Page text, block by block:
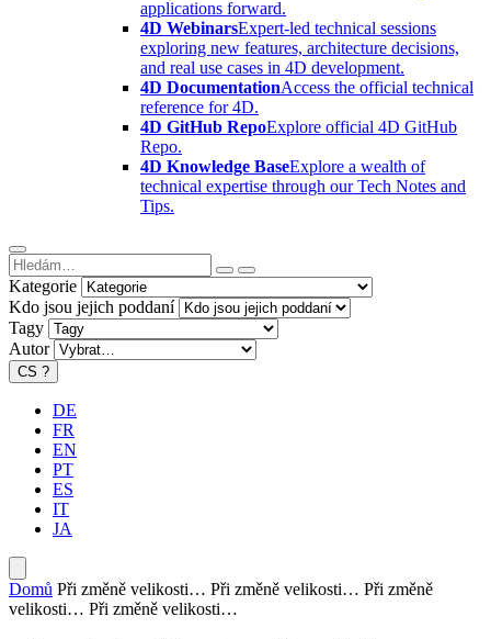
applications forward.
4D WebinarsExpert-led technical sessions
exploring new features, architecture decisions,
and real use cases in 4D development.
4D DocumentationAccess the official technical
reference for 4D.
4D GitHub RepoExplore official 4D GitHub
Repo.
4D Knowledge BaseExplore a wealth of
technical expertise through our Tech Notes and
Tips.
Kategorie
Kdo jsou jejich poddaní
Tagy
Autor
CS ?
DE
FR
EN
PT
ES
IT
JA
Domů Při změně velikosti… Při změně velikosti… Při změně
velikosti… Při změně velikosti…